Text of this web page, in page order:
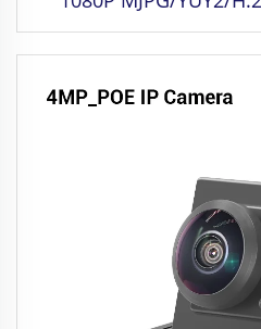
30fps Driving